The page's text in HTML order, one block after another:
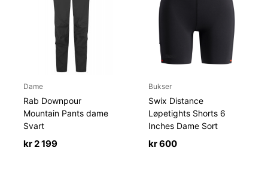
Dame
Rab Downpour
Mountain Pants dame
Svart
kr2 199
Bukser
Swix Distance
Løpetights Shorts 6
Inches Dame Sort
kr600